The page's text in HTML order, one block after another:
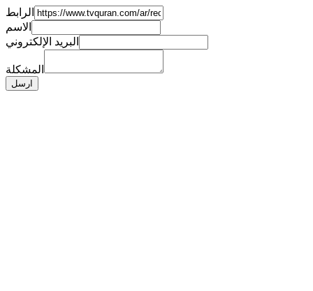
الرابط
الاسم
البريد الإلكتروني
المشكلة
ارسل